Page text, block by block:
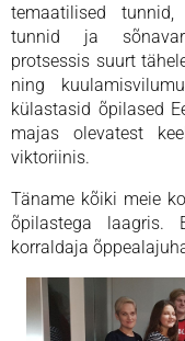
temaatilised
tunnid ja
protsessis suurt
ning
külastasid õpilased
majas olevatest
viktoriinis.
Täname kõiki meie
õpilastega laagris.
korraldaja